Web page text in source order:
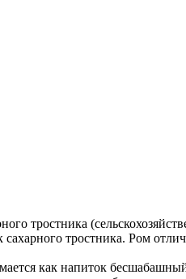
тростника
тростника. Ром
как напиток